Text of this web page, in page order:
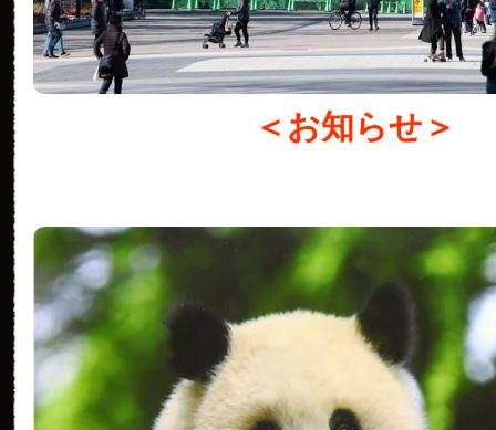
＜お知らせ＞